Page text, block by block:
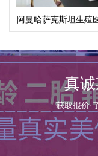
阿曼哈萨克斯坦生殖
绍：科潘巴斯科娃·
真
获取报价·